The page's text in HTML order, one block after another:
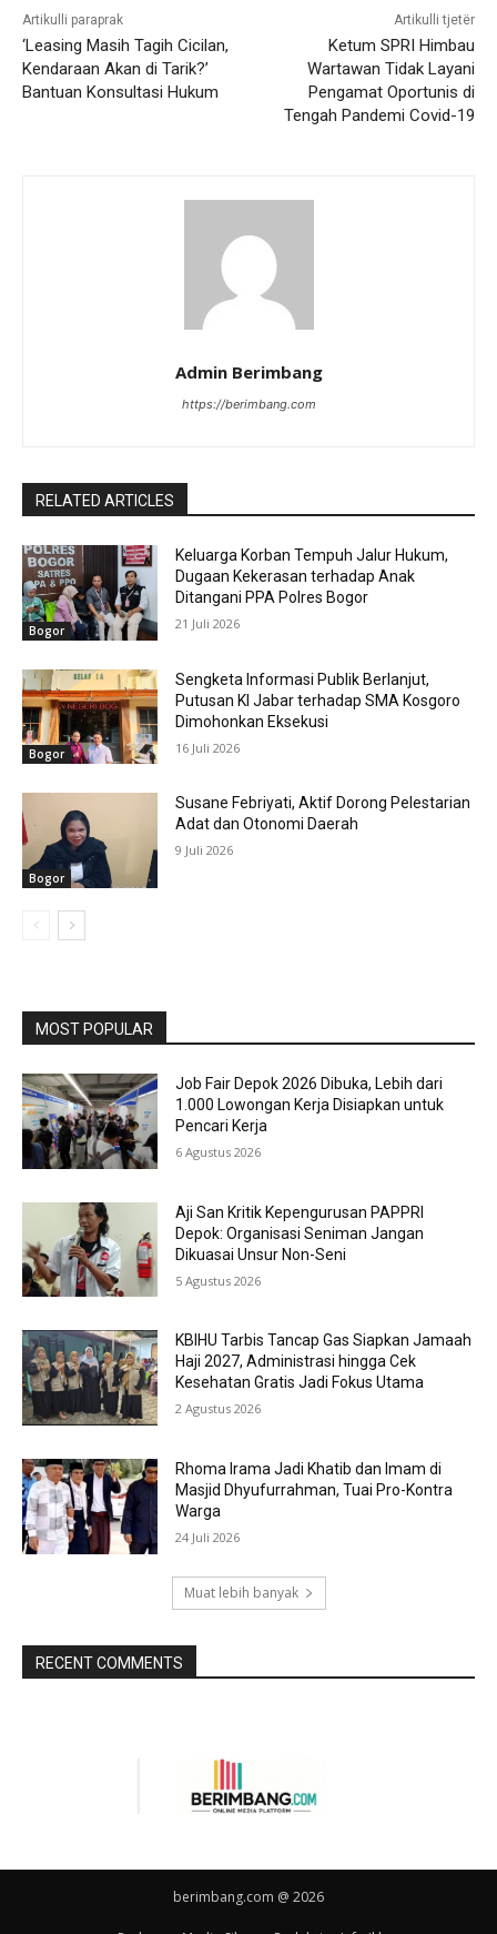
Artikulli paraprak
‘Leasing Masih Tagih Cicilan,
Kendaraan Akan di Tarik?’
Bantuan Konsultasi Hukum
Artikulli tjetër
Ketum SPRI Himbau
Wartawan Tidak Layani
Pengamat Oportunis di
Tengah Pandemi Covid-19
Admin Berimbang
https://berimbang.com
RELATED ARTICLES
Bogor
Keluarga Korban Tempuh Jalur Hukum,
Dugaan Kekerasan terhadap Anak
Ditangani PPA Polres Bogor
21 Juli 2026
Bogor
Sengketa Informasi Publik Berlanjut,
Putusan KI Jabar terhadap SMA Kosgoro
Dimohonkan Eksekusi
16 Juli 2026
Bogor
Susane Febriyati, Aktif Dorong Pelestarian
Adat dan Otonomi Daerah
9 Juli 2026
MOST POPULAR
Job Fair Depok 2026 Dibuka, Lebih dari
1.000 Lowongan Kerja Disiapkan untuk
Pencari Kerja
6 Agustus 2026
Aji San Kritik Kepengurusan PAPPRI
Depok: Organisasi Seniman Jangan
Dikuasai Unsur Non-Seni
5 Agustus 2026
KBIHU Tarbis Tancap Gas Siapkan Jamaah
Haji 2027, Administrasi hingga Cek
Kesehatan Gratis Jadi Fokus Utama
2 Agustus 2026
Rhoma Irama Jadi Khatib dan Imam di
Masjid Dhyufurrahman, Tuai Pro-Kontra
Warga
24 Juli 2026
Muat lebih banyak
RECENT COMMENTS
berimbang.com @ 2026